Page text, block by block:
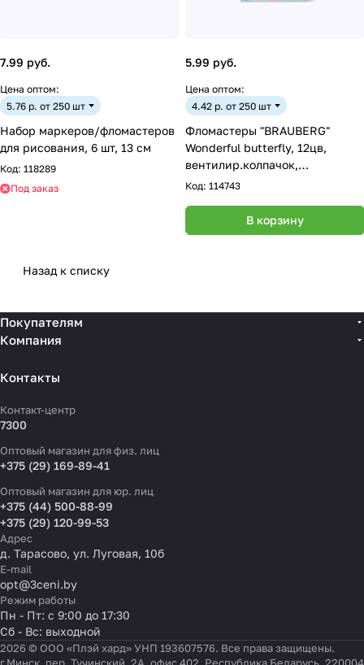
7.99 руб.
Цена оптом:
5.76 р. от 250 шт
Набор маркеров/фломастеров
для рисования, 6 шт, 13 cм
Код: 118289
Под заказ
5.99 руб.
Цена оптом:
4.42 р. от 250 шт
Фломастеры "BRAUBERG"
Wonderful butterfly, 12цв,
вентилир.колпачок,
пласт.упаковка
Код: 114743
В корзину
Назад к списку
Покупателям
Компания
Контакты
Контакт-центр
7300
Оптовый магазин для физ. лиц
+375 (29) 169-89-41
Оптовый магазин для юр. лиц
+375 (44) 500-88-99
+375 (29) 120-99-53
Адрес
д. Тарасово, ул. Луговая, 10б
E-mail
opt@3ceni.by
Режим работы
Пн - Пт: с 9:00 до 17:30
Сб - Вс: выходной
2026 © ООО «Плэй хард» УНП 193607576. Все права защищены.